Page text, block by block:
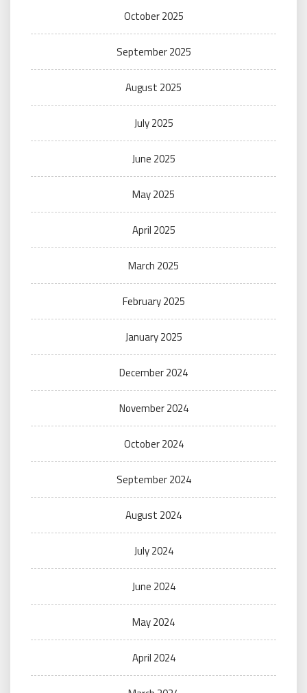
October 2025
September 2025
August 2025
July 2025
June 2025
May 2025
April 2025
March 2025
February 2025
January 2025
December 2024
November 2024
October 2024
September 2024
August 2024
July 2024
June 2024
May 2024
April 2024